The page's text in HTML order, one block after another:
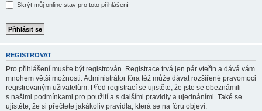
Skrýt můj online stav pro toto přihlášení
REGISTROVAT
Pro přihlášení musíte být registrován. Registrace trvá jen pár vteřin a dává vám
mnohem větší možnosti. Administrátor fóra též může dávat rozšířené pravomoci
registrovaným uživatelům. Před registrací se ujistěte, že jste se obeznámili
s našimi podmínkami pro použití a s dalšími pravidly a ujednáními. Také se
ujistěte, že si přečtete jakákoliv pravidla, která se na fóru objeví.